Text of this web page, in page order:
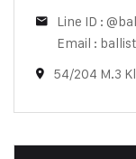
Line ID :
Email :
54/204 M.3